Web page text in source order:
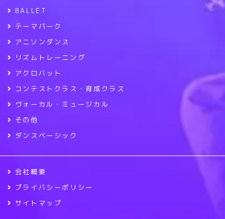
BALLET
テーマパーク
アニソンダンス
リズムトレーニング
アクロバット
コンテストクラス・育成クラス
ヴォーカル・ミュージカル
その他
ダンスベーシック
会社概要
プライバシーポリシー
サイトマップ